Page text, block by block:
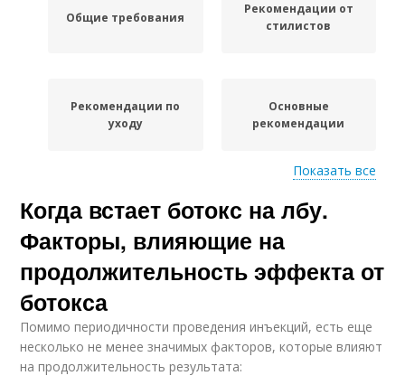
Общие требования
Рекомендации от
стилистов
Рекомендации по
уходу
Основные
рекомендации
Рекомендации по
кройке
Показать все
Когда встает ботокс на лбу.
Факторы, влияющие на
продолжительность эффекта от
ботокса
Помимо периодичности проведения инъекций, есть еще
несколько не менее значимых факторов, которые влияют
на продолжительность результата: